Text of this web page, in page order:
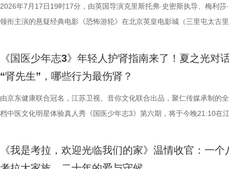
果敢与家国赤诚，何冰大量阅读资料，悉心琢磨人物，从生活化还原入
角色，以形神兼备的演绎，将乱世先驱的坚守与担当诠释得淋漓尽
中，杨立新饰演的通州巨商沈敬夫重信守义，闻听张謇要办纱厂，第一
演的当铺老板蒋孟生，出于从小同窗的情谊，毫不犹豫跟着张謇搞实业
是押上自己的家产……与其说《江海潮生》讲的是张謇一个人的故事，
是一群人的故事。在风云激荡的变局下，在风雨如晦的岁月里，“江海潮
人的对话。8月12日起，每晚19:30锁定江苏卫视幸福剧场《江海潮生》
路正面交锋，谁将更胜一筹、成功晋级下一赛程？今晚拭目以待！
理性剖析战局，“班主任”黄圣依暖心回归 首期节目迎来张泉灵惊喜
刻启发。在激烈的赛场比拼中，张泉灵看见少年们思路受阻后及时调整
拨之下，少年们会迎来哪些成长与蜕变？静待节目揭晓！ 作为节目
友，黄圣依再度回归，以细腻敏锐的共情力与成熟通透的育儿理念，成
们的暖心后盾。赛场之上，她总能精准捕捉选手们的临场心态变化和细
份勇气特别可嘉。“我这个‘班主任’今年又来了，还要再给他们加油”，一
动总策划及推介人、著名编剧、导演陈宇对上榜作品进行了影视改编价
介。他结合市场前景与创作经验，深度剖析了每部作品的故事内核、人
引。 第二届“中子星·小说月报影视改编价值潜力榜”的圆满落幕不仅是对
耕优质文本，期待更多好故事从这里走向荧幕，持续为影视产业的高质
注入不竭动力。 产业共振：1992造梦局开街，构筑影视文旅新地标 本
的另一大亮点是1992造梦局的正式开街。作为盐城“短剧之城”建设的核
化”的全产业链影视生态。街区不仅拥有多种主题的实景拍摄基地，还配
观众在不同的自然与文化场域中，获得前所未有的沉浸式光影体验。本
影片，都将通过公益放映形式开放预约，借此让电影回归大众。 「典礼
以“回望十年光影、致敬同行伙伴、开启全新未来”为主线，在表彰“拾光
一个黄金时代的篇章。 每一次思想的碰撞，都将抵达梦的更深处 作为湖
年华的精神角落，「理解」单元将为观众呈现对谈系列活动。「沙龙」
形交流、开放互动与轻社交形式，为不同电影爱好者提供一个全方位交
打造专业电影课堂。「工作坊」将以沉浸式实践工作坊的形式，拓宽创
日，最精彩的对决当属宿迁队客场挑战无锡队。最终，宿迁队反客为主
高驰的梅开二度，以4:2战胜无锡队，终结对手不败金身。这场胜利，让
在他看来，无锡队是综合实力很强的队伍，自己和队友只能全程依靠高
力付出。”高驰表示。 目前，在积分榜上，宿迁队与常州队、苏州队同积
分，凭借净胜球优势暂列第三位，与排名第二的无锡队也只有2分的差距
本轮无锡队轮空的情况下，宿迁队若能全取三分，将让自己的排名更进
对任何一个对手都要立足于拼。本赛季开始前，张玉宁曾喊出“进入前八”
2026年7月17日19时17分，由英国导演克里斯托弗·史密斯执导、梅利莎
领衔主演的悬疑经典电影《恐怖游轮》在北京英皇电影城（三里屯太古
被全球影迷奉为“无限循环题材鼻祖”的影片首次登陆内地大银幕。 17年
精妙绝伦的叙事结构、层层递进的悬疑反转以及令人细思极恐的结局，
数观众心中的烧脑神作。豆瓣评分长年保持在8.5，累计超过百万人打分
列豆瓣电影TOP250第191位。从论坛时代到短视频时代，从影迷圈层到
推演以及隐藏细节的分析至今仍层出不穷。 影片讲述了单亲母亲杰丝（
《国医少年志3》年轻人护肾指南来了！夏之光对
“肾先生”，哪些行为最伤肾？
由京东健康联合冠名，江苏卫视、音你文化联合出品，聚仁传媒承制的
档中医文化明星体验真人秀《国医少年志3》第六期，将于今晚21:10在
健康、护肾课堂、健康求真等精彩内容。哪些健康误区值得警惕？又有
《我是考拉，欢迎光临我们的家》温情收官：一个